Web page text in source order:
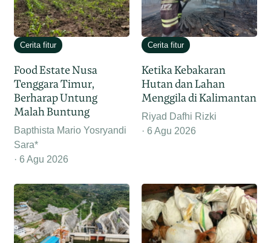
Cerita fitur
Food Estate Nusa
Tenggara Timur,
Berharap Untung
Malah Buntung
Bapthista Mario Yosryandi
Sara*
6 Agu 2026
Cerita fitur
Ketika Kebakaran
Hutan dan Lahan
Menggila di Kalimantan
Riyad Dafhi Rizki
6 Agu 2026